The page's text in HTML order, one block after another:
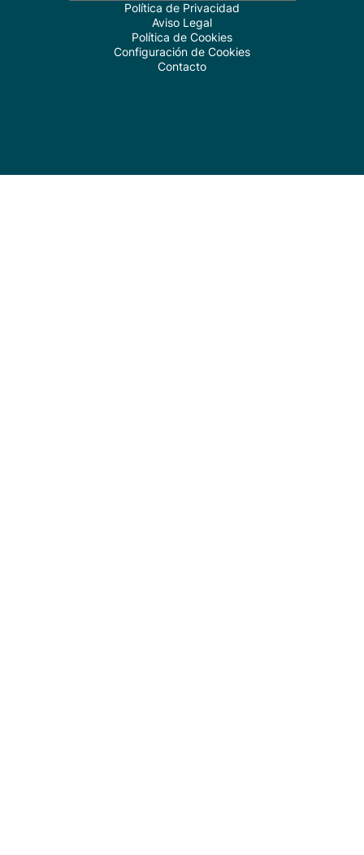
Política de Privacidad
Aviso Legal
Política de Cookies
Configuración de Cookies
Contacto